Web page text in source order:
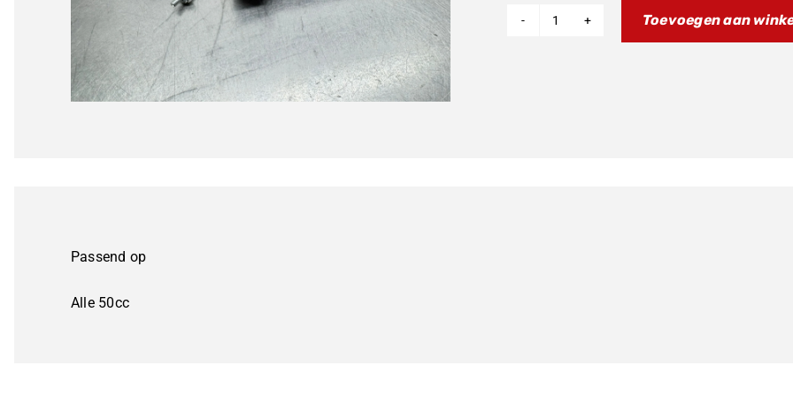
Toevoegen aan
Passend op
Alle 50cc